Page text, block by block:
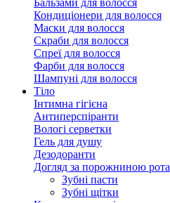
Бальзами для волосся
Кондиціонери для волосся
Маски для волосся
Скраби для волосся
Спреї для волосся
Фарби для волосся
Шампуні для волосся
Тіло
Інтимна гігієна
Антиперспіранти
Вологі серветки
Гель для душу
Дезодоранти
Догляд за порожниною рота
Зубні пасти
Зубні щітки